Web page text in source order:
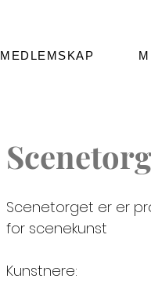
MEDLEMSKAP
Scenetorget er er
for scenekunst
Kunstnere: